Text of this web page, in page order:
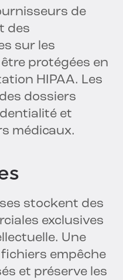
de
des
sur les
protégées en
HIPAA. Les
dossiers
et
médicaux.
stockent des
exclusives
Une
empêche
et préserve les